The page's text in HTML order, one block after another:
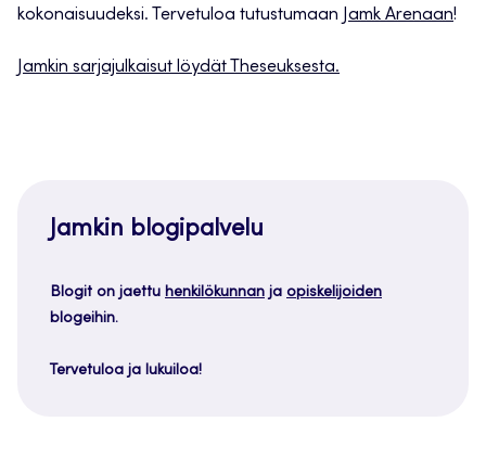
kokonaisuudeksi. Tervetuloa tutustumaan
Jamk Arenaan!
Jamkin sarjajulkaisut löydät Theseuksesta.
Jamkin blogipalvelu
Blogit on jaettu henkilökunnan ja opiskelijoiden
blogeihin.
Tervetuloa ja lukuiloa!